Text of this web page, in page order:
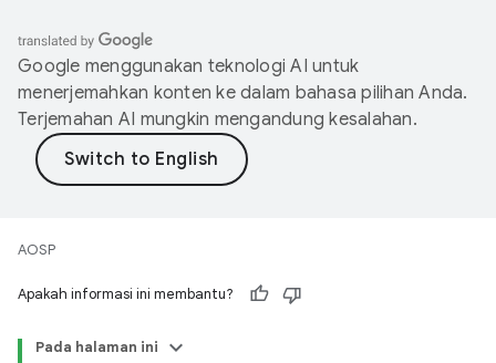
Google menggunakan teknologi AI untuk
menerjemahkan konten ke dalam bahasa pilihan Anda.
Terjemahan AI mungkin mengandung kesalahan.
AOSP
Apakah informasi ini membantu?
Pada halaman ini